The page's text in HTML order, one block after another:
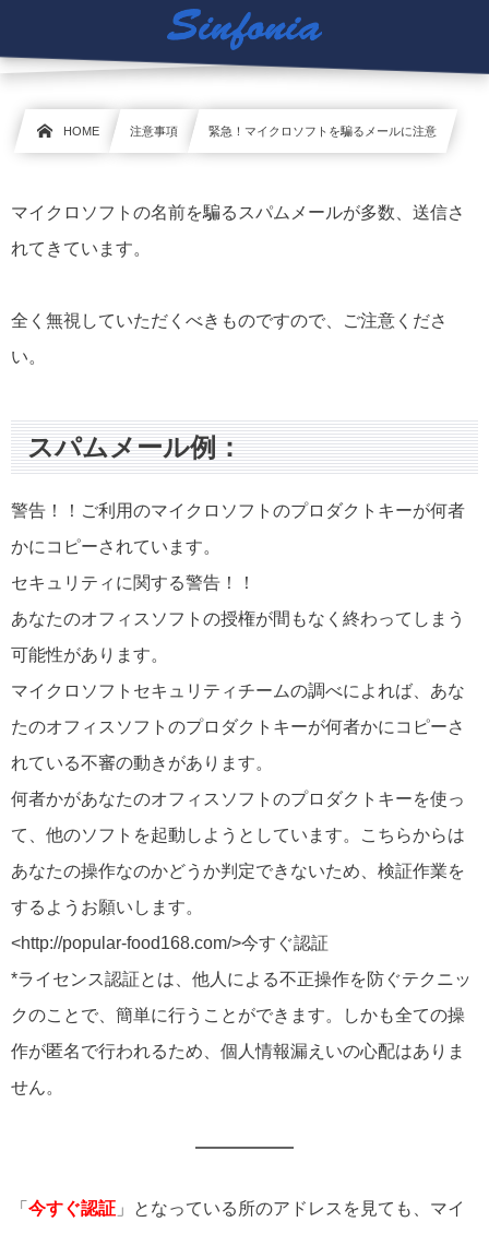
HOME 注意事項 緊急！マイクロソフトを騙るメールに注意
マイクロソフトの名前を騙るスパムメールが多数、送信さ
れてきています。
全く無視していただくべきものですので、ご注意くださ
い。
スパムメール例：
警告！！ご利用のマイクロソフトのプロダクトキーが何者
かにコピーされています。
セキュリティに関する警告！！
あなたのオフィスソフトの授権が間もなく終わってしまう
可能性があります。
マイクロソフトセキュリティチームの調べによれば、あな
たのオフィスソフトのプロダクトキーが何者かにコピーさ
れている不審の動きがあります。
何者かがあなたのオフィスソフトのプロダクトキーを使っ
て、他のソフトを起動しようとしています。こちらからは
あなたの操作なのかどうか判定できないため、検証作業を
するようお願いします。
<http://popular-food168.com/>今すぐ認証
*ライセンス認証とは、他人による不正操作を防ぐテクニッ
クのことで、簡単に行うことができます。しかも全ての操
作が匿名で行われるため、個人情報漏えいの心配はありま
せん。
「 今すぐ認証 」となっている所のアドレスを見ても、マイ